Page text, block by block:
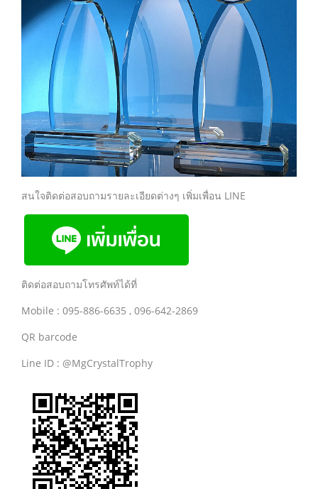
สนใจติดต่อสอบถามรายละเอียดต่างๆ เพิ่มเพื่อน LINE
ติดต่อสอบถามโทรศัพท์ได้ที่
Mobile : 095-886-6635 , 096-642-2869
QR barcode
Line ID : @MgCrystalTrophy